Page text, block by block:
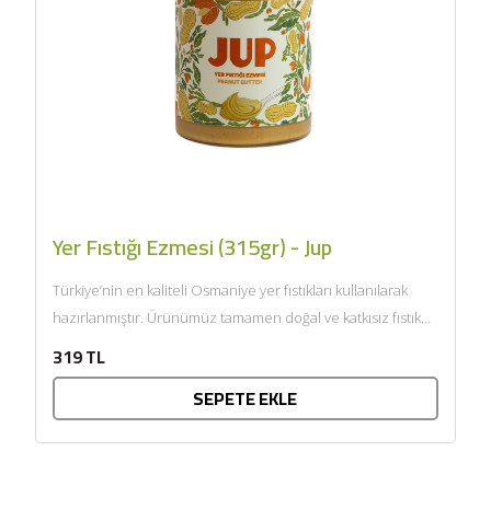
Yer Fıstığı Ezmesi (315gr) - Jup
Türkiye’nin en kaliteli Osmaniye yer fıstıkları kullanılarak
hazırlanmıştır. Ürünümüz tamamen doğal ve katkısız fıstık
319 TL
SEPETE EKLE